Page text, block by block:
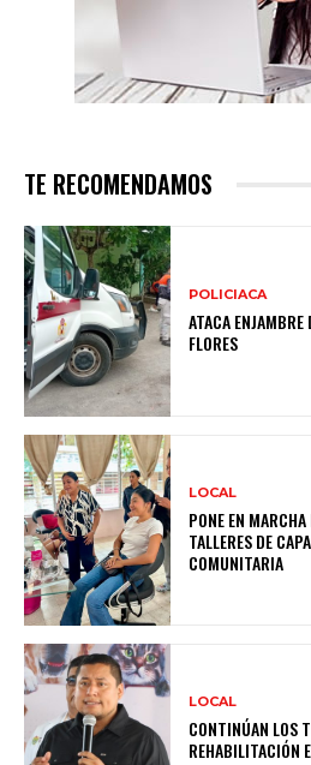
TE RECOMENDAMOS
POLICIACA
ATACA ENJAMBRE
FLORES
LOCAL
PONE EN
TALLERES DE
COMUNITARIA
LOCAL
CONTINÚAN LOS
REHABILITACIÓN